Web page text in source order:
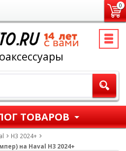
0
ТОВАРОВ
H3 2024+
на Haval H3 2024+